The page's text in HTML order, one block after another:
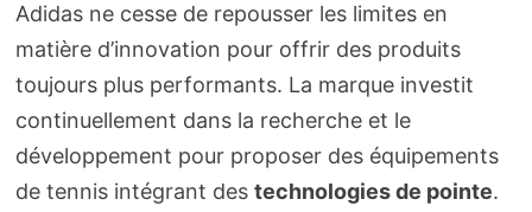
Adidas ne cesse de repousser les limites en
matière d’innovation pour offrir des produits
toujours plus performants. La marque investit
continuellement dans la recherche et le
développement pour proposer des équipements
de tennis intégrant des technologies de pointe.